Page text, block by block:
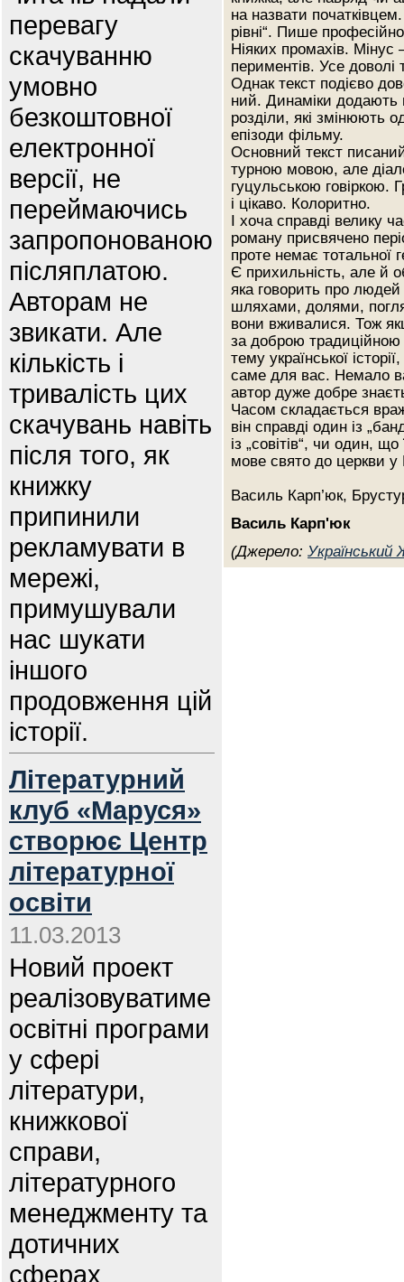
перевагу
скачуванню
умовно
безкоштовної
електронної
версії, не
переймаючись
запропонованою
післяплатою.
Авторам не
звикати. Але
кількість і
тривалість цих
скачувань навіть
після того, як
книжку
припинили
рекламувати в
мережі,
примушували
нас шукати
іншого
продовження цій
історії.
Літературний
клуб «Маруся»
створює Центр
літературної
освіти
11.03.2013
Новий проект
реалізовуватиме
освітні програми
у сфері
літератури,
книжкової
справи,
літературного
менеджменту та
дотичних
сферах
на назвати
рівні“. Пише
Ніяких промахів.
периментів. Усе доволі
Однак текст подієво
ний. Динаміки додають
розділи, які змінюють
епізоди фільму.
Основний текст
турною мовою, але
гуцульською говіркою.
і цікаво. Колоритно.
І хоча справді велику
роману присвячено
проте немає тотальної
Є прихильність, але й
яка говорить про людей
шляхами, долями,
вони вживалися. Тож
за доброю
тему української
саме для вас. Немало
автор дуже добре
Часом складається
він справді один із
із „совітів“, чи один,
мове свято до церкви у
Василь Карп’юк,
Василь Карп'юк
(Джерело: Український